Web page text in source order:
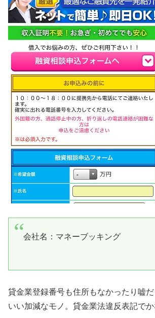
会社名： マネーブッキング
貸金業登録番号も住所もなかったり嘘
いい加減なモノ。貸金業法違反表記でか